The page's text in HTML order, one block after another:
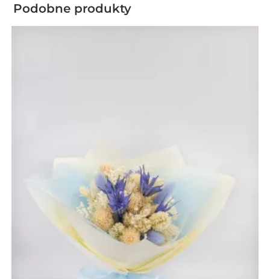
Podobne produkty